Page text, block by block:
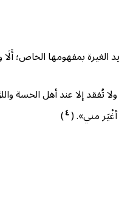
الغيرة بمفهومها الخاص؛
إلا عند أهل الخسة
مني». (٤)